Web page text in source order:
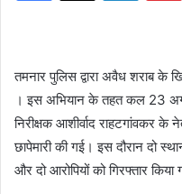
तमनार पुलिस द्वारा अवैध शराब के
। इस अभियान के तहत कल 23
निरीक्षक आशीर्वाद राहटगांवकर
छापेमारी की गई। इस दौरान दो
और दो आरोपियों को गिरफ्तार किया